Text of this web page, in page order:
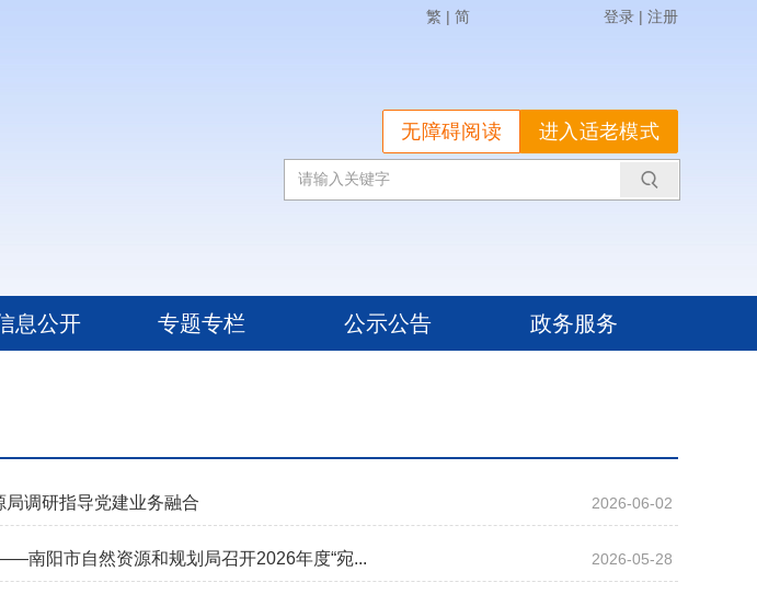
繁 | 简 登录 | 注册
进入适老模式
无障碍阅读
息公开 专题专栏 公示公告 政务服务
2026-06-02
调研指导党建业务融合
2026-05-28
南阳市自然资源和规划局召开2026年度“宛...